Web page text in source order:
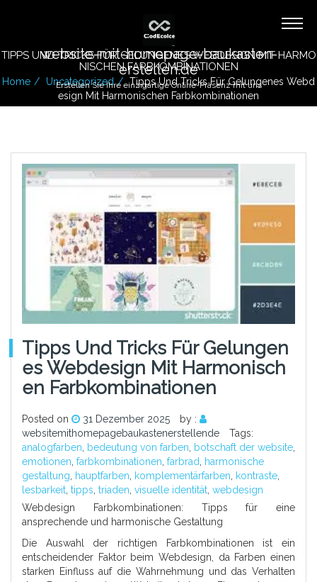
website-mit-homepage-baukasten-
erstellen.de
Erstellen Sie Ihre einzigartige Online-Präsenz mit uns
TIPPS UND TRICKS FÜR GELUNGENES WEBDESIGN MIT HARMO
NISCHEN FARBKOMBINATIONEN
Home Uncategorized
Tipps Und Tricks Für Gelungenes Webd
Esign Mit Harmonischen Farbkombinationen
Tipps Und Tricks Für Gelungen
Es Webdesign Mit Harmonisch
En Farbkombinationen
Posted on 31 Dezember 2025
by :
websitemithomepagebaukastenerstellende
Tags:
analogfarben
bedeutung von farben botschaft der website
emotionen farbkombinationen farbrad
harmonische
gestaltung
hauptfarben komplementärfarben kontraste
lesbarkeit tipps triaden visuelle identität webdesign
Webdesign Farbkombinationen: Tipps für eine
ansprechende und harmonische Gestaltung
Die Auswahl der richtigen Farbkombinationen ist ein
entscheidender Faktor beim Webdesign, da Farben einen
starken Einfluss auf die Wahrnehmung und das Verhalten